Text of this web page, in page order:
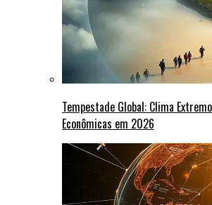
Tempestade Global: Clima
Econômicas em 2026